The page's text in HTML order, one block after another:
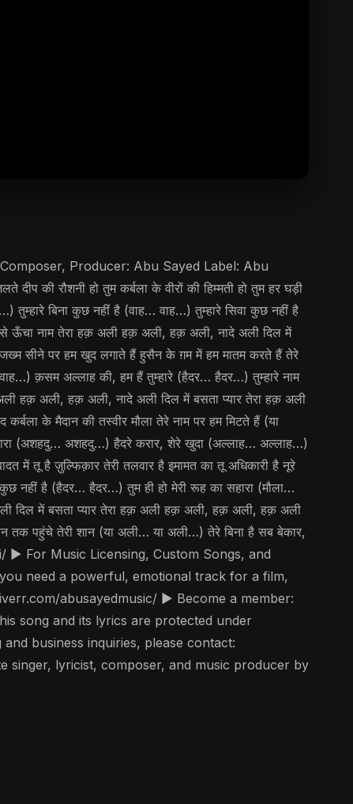
Producer: Abu Sayed Label: Abu
रौशनी हो तुम कर्बला के वीरों की हिम्मती हो तुम हर घड़ी
बिना कुछ नहीं है (वाह… वाह…) तुम्हारे सिवा कुछ नहीं है
ऊँचा नाम तेरा हक़ अली हक़ अली, हक़ अली, नादे अली दिल में
सीने पर हम खुद लगाते हैं हुसैन के ग़म में हम मातम करते हैं तेरे
क़सम अल्लाह की, हम हैं तुम्हारे (हैदर… हैदर…) तुम्हारे नाम
हक़ अली, हक़ अली, नादे अली दिल में बसता प्यार तेरा हक़ अली
के मैदान की तस्वीर मौला तेरे नाम पर हम मिटते हैं (या
(अशहदु… अशहदु…) हैदरे करार, शेरे खुदा (अल्लाह… अल्लाह…)
तू है ज़ुल्फिक़ार तेरी तलवार है इमामत का तू अधिकारी है नूरे
नहीं है (हैदर… हैदर…) तुम ही हो मेरी रूह का सहारा (मौला…
दिल में बसता प्यार तेरा हक़ अली हक़ अली, हक़ अली, हक़ अली
तक पहुंचे तेरी शान (या अली… या अली…) तेरे बिना है सब बेकार,
▶️ For Music Licensing, Custom Songs, and
need a powerful, emotional track for a film,
abusayedmusic/ ▶️ Become a member:
song and its lyrics are protected under
business inquiries, please contact:
singer, lyricist, composer, and music producer by